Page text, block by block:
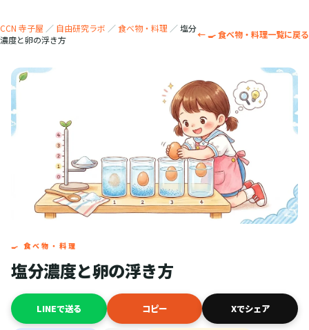
CCN 寺子屋 ／ 自由研究ラボ ／食べ物・料理 ／塩分
濃度と卵の浮き方
← 🍳 食べ物・料理一覧に戻る
🍳 食べ物・料理
塩分濃度と卵の浮き方
LINEで送る コピー Xでシェア